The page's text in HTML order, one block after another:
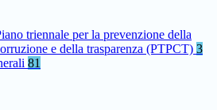
triennale per la prevenzione della
e della trasparenza (PTPCT) 3
81